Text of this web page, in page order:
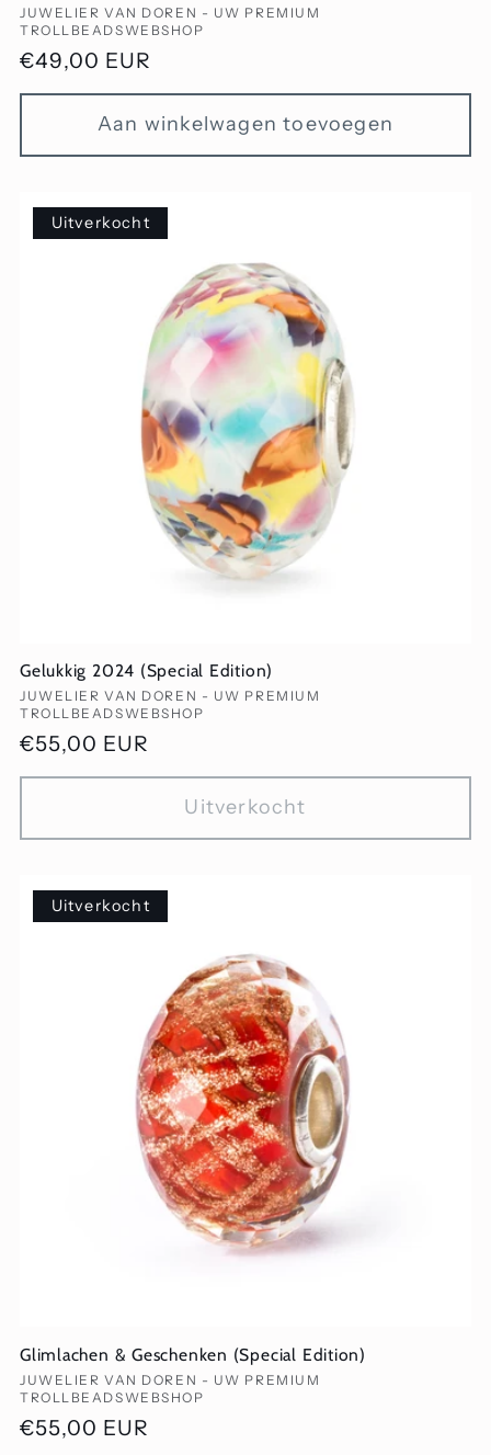
Verkoper:
JUWELIER VAN DOREN - UW PREMIUM
TROLLBEADSWEBSHOP
Normale
prijs
€49,00 EUR
Aan winkelwagen toevoegen
Uitverkocht
Gelukkig 2024 (Special Edition)
Verkoper:
JUWELIER VAN DOREN - UW PREMIUM
TROLLBEADSWEBSHOP
Normale
prijs
€55,00 EUR
Uitverkocht
Uitverkocht
Glimlachen & Geschenken (Special Edition)
Verkoper:
JUWELIER VAN DOREN - UW PREMIUM
TROLLBEADSWEBSHOP
Normale
€55,00 EUR